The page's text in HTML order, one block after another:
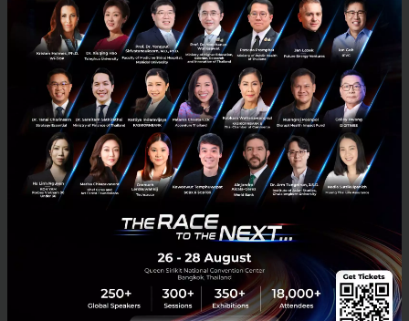
สำคัญในปีนี้ โดยเฉพาะแผนการลงทุนด้านไอทีและระบบ
งานต่างๆ เพื่อเพิ่มประสิทธิภาพการให้บริการด้านดิจิทัล
มุ่งสู่การเป็นผู้นำด้านระบบชำระเงินผ่านช่องทางดิจิทัล
(Digital Payment Solution) ที่ครอบคลุมการใช้งานหลาก
หลายรูปแบบตามความต้องการและไลฟ์สไตล์ของลูกค้า
ทั้งในฝั่งผู้รับชำระเงิน และผู้จ่ายเงิน รวมถึงการเปิดตัว
โมบายแบงก์กิ้งเวอร์ชั่นใหม่ครั้งนี้ เพื่อช่วยสร้าง
ประสบการณ์การใช้งานที่ดียิ่งขึ้น รวมถึงการพัฒนาบริการ
ใหม่ๆ เพิ่มเติม เช่น การเปิดบัญชีผ่านออนไลน์โดยยืนยัน
ตัวตนผ่านระบบ National Digital ID Platform ซึ่งตอนนี้
อยู่ระหว่างทดสอบใน Regulatory Sandbox ของ ธปท.
แล้ว โดยทั้งหมดนี้มีหน่วยงานไอทีดูแลเรื่องระบบการทำ